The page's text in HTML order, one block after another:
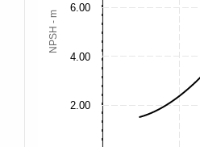
NPSH - m
2.00
4.00
6.00